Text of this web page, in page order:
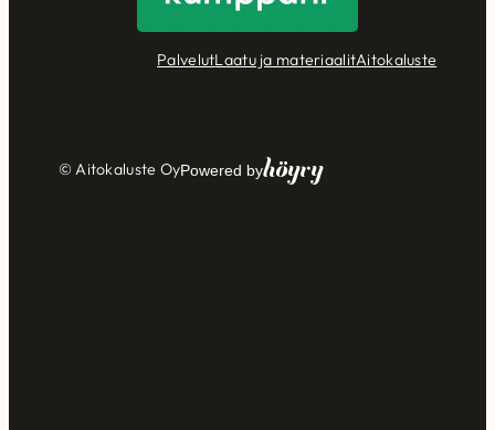
PalvelutLaatu ja materiaalitAitokaluste
© Aitokaluste OyPowered byHöyry